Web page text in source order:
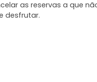
as reservas a que
desfrutar.